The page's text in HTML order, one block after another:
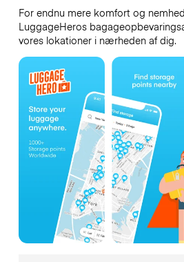
For endnu mere komfort og
LuggageHeros
vores lokationer i nærheden af dig.